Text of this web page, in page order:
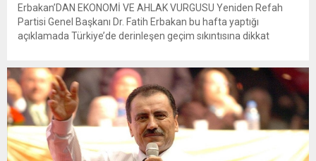
Erbakan’DAN EKONOMİ VE AHLAK VURGUSU Yeniden Refah
Partisi Genel Başkanı Dr. Fatih Erbakan bu hafta yaptığı
açıklamada Türkiye’de derinleşen geçim sıkıntısına dikkat
dönüş çağrısı yaparken “faize dayalı...